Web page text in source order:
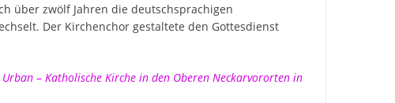
über zwölf Jahren die deutschsprachigen
Der Kirchenchor gestaltete den Gottesdienst
– Katholische Kirche in den Oberen Neckarvororten in